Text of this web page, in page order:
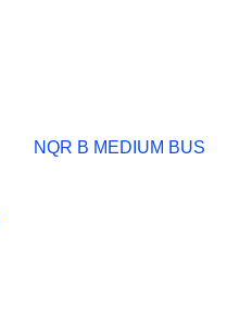
NQR B MEDIUM BUS